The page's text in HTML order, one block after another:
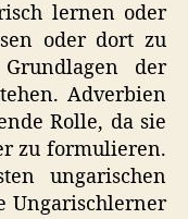
lernen oder
oder dort zu
der
Adverbien
Rolle, da sie
zu formulieren.
ungarischen
Ungarischlerner